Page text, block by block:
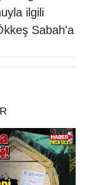
ilgili
Sabah'a